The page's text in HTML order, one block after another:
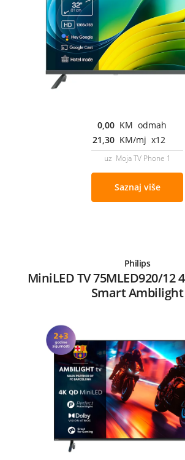
0,00 KM odmah
21,30 KM/mj x12
uz Moja TV Phone 1
Saznaj više
Philips
MiniLED TV 75MLED920/12
Smart Ambilight